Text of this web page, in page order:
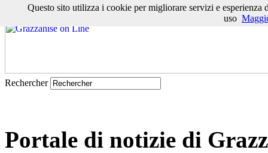
Grazzanise oggi| Numeri utili|I nostri Caduti|Ris. elettorali|
Rechercher
Portale di notizie di
Questo sito utilizza i cookie per migliorare servizi e
uso